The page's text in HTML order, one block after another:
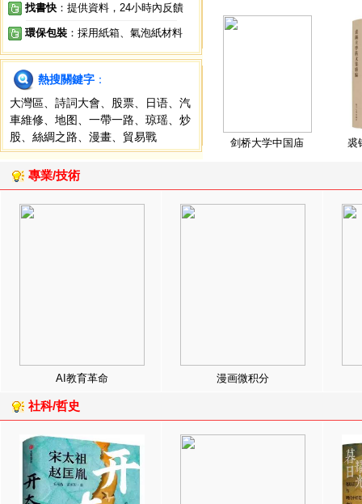
找書快 ：提供資料，24小時內反饋
環保包裝 ：採用紙箱、氣泡紙材料
熱搜關鍵字 ：
大灣區
詩詞大會 股票 日语
汽
車維修
地图 一帶一路 琼瑶
炒
股
絲綢之路 漫畫 貿易戰 剑桥大学中国庙 裘
專業/技術
AI教育革命 漫画微积分
社科/哲史